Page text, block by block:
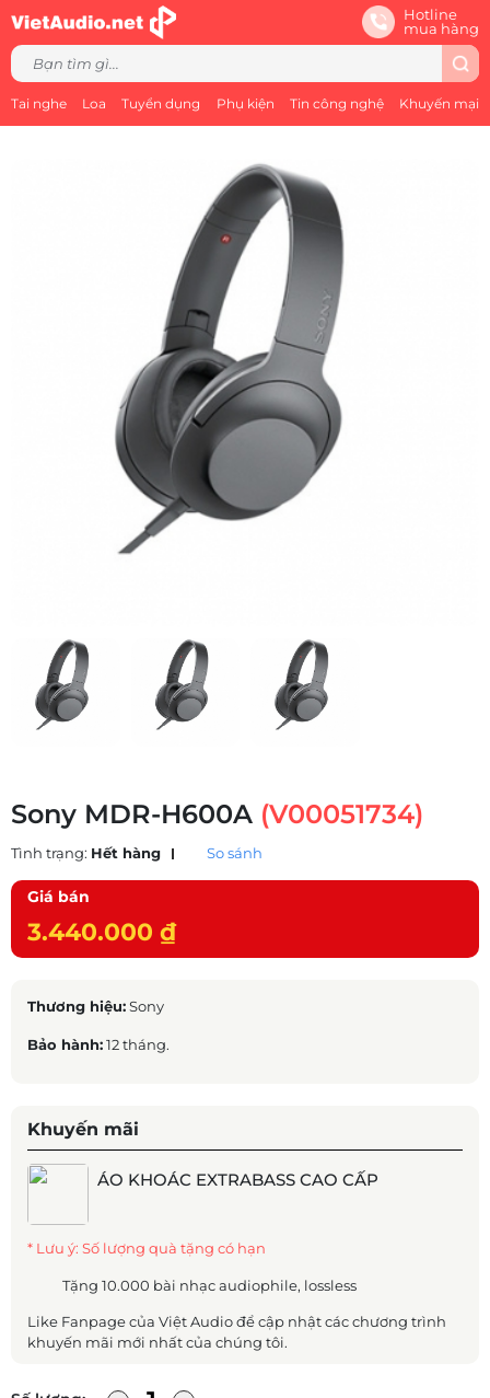
Hotline
mua hàng
Tai nghe Loa Tuyển dụng Phụ kiện Tin công nghệ Khuyến mại
Sony MDR-H600A (V00051734)
Tình trạng: Hết hàng So sánh
Giá bán
3.440.000 ₫
Thương hiệu:Sony
Bảo hành:12 tháng.
Khuyến mãi
ÁO KHOÁC EXTRABASS CAO CẤP
* Lưu ý: Số lượng quà tặng có hạn
Tặng 10.000 bài nhạc audiophile, lossless
Like Fanpage của Việt Audio để cập nhật các chương trình
khuyến mãi mới nhất của chúng tôi.